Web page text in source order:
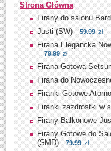
Strona Główna
Firany do salonu
Justi (SW) 59.99 zł
Firana Elegancka
79.99 zł
Firana Gotowa
Firana do
Firanki Gotowe
Firanki zazdrostki w
Firany Balkonowe
Firany Gotowe do
(SMD)
79.99 zł